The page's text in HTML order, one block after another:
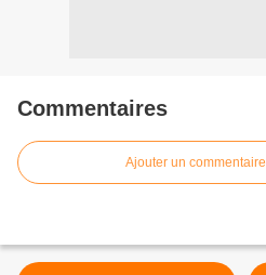
Commentaires
Ajouter un commentaire